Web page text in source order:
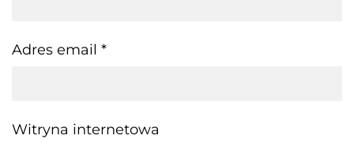
Adres email *
Witryna internetowa